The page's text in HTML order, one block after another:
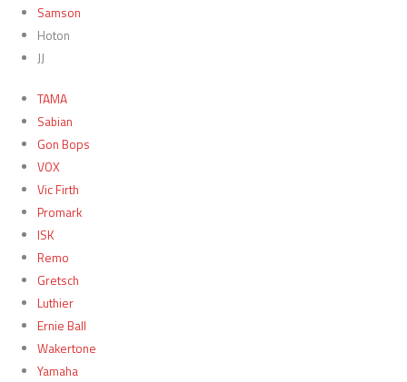
Samson
Hoton
JJ
TAMA
Sabian
Gon Bops
VOX
Vic Firth
Promark
ISK
Remo
Gretsch
Luthier
Ernie Ball
Wakertone
Yamaha